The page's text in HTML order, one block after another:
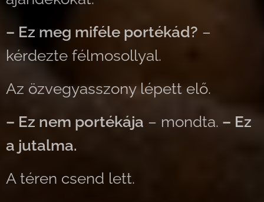
– Ez meg miféle portékád? –
kérdezte félmosollyal.
Az özvegyasszony lépett elő.
– Ez nem portékája – mondta. – Ez
a jutalma.
A téren csend lett.